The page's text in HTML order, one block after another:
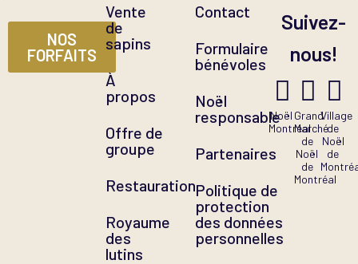
NOS
FORFAITS
Vente
de
sapins
À
propos
Offre de
groupe
Restauration
Royaume
des
lutins
Contact
Formulaire
bénévoles
Noël
responsable
Partenaires
Politique de
protection
des données
personnelles
Suivez-
nous!
Noël
Montréal
Grand
Marché
de
Noël
de
Montréal
Village
de
Noël
de